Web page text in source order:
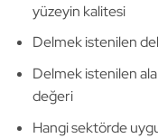
yüzeyin kalitesi
Delmek istenilen
Delmek istenilen
değeri
Hangi sektörde